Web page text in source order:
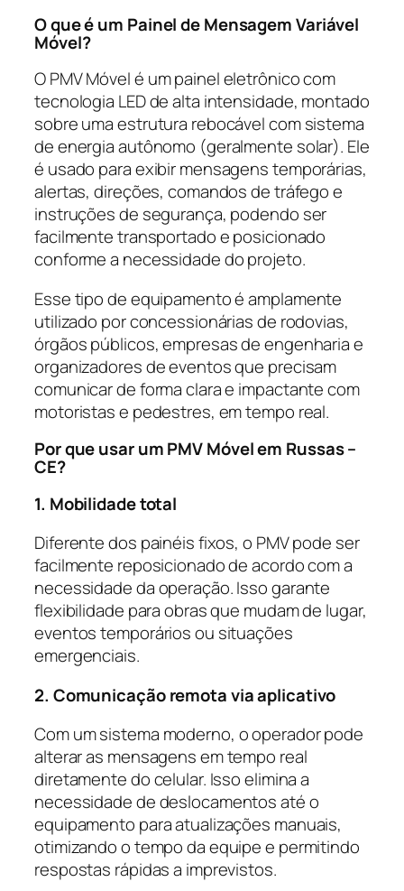
O que é um Painel de Mensagem Variável
Móvel?
O PMV Móvel é um painel eletrônico com
tecnologia LED de alta intensidade, montado
sobre uma estrutura rebocável com sistema
de energia autônomo (geralmente solar). Ele
é usado para exibir mensagens temporárias,
alertas, direções, comandos de tráfego e
instruções de segurança, podendo ser
facilmente transportado e posicionado
conforme a necessidade do projeto.
Esse tipo de equipamento é amplamente
utilizado por concessionárias de rodovias,
órgãos públicos, empresas de engenharia e
organizadores de eventos que precisam
comunicar de forma clara e impactante com
motoristas e pedestres, em tempo real.
Por que usar um PMV Móvel em Russas –
CE?
1. Mobilidade total
Diferente dos painéis fixos, o PMV pode ser
facilmente reposicionado de acordo com a
necessidade da operação. Isso garante
flexibilidade para obras que mudam de lugar,
eventos temporários ou situações
emergenciais.
2. Comunicação remota via aplicativo
Com um sistema moderno, o operador pode
alterar as mensagens em tempo real
diretamente do celular. Isso elimina a
necessidade de deslocamentos até o
equipamento para atualizações manuais,
otimizando o tempo da equipe e permitindo
respostas rápidas a imprevistos.